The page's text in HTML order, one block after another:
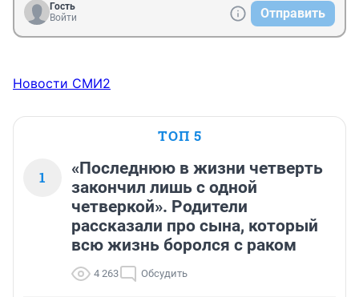
Гость
Войти
Отправить
Новости СМИ2
ТОП 5
1
«Последнюю в жизни четверть
закончил лишь с одной
четверкой». Родители
рассказали про сына, который
всю жизнь боролся с раком
4 263 Обсудить